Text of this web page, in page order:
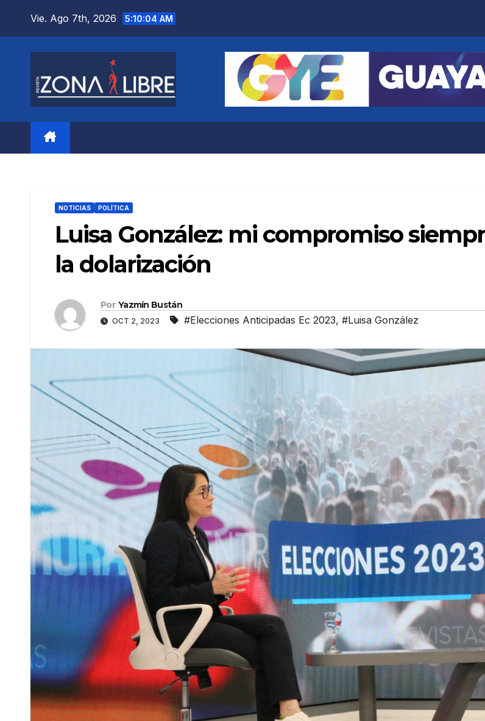
Vie. Ago 7th, 2026 5:10:06 AM
NOTICIAS POLÍTICA
Luisa González: mi compromiso
la dolarización
Por Yazmín Bustán
OCT 2, 2023 #Elecciones Anticipadas Ec 2023, #Luisa González